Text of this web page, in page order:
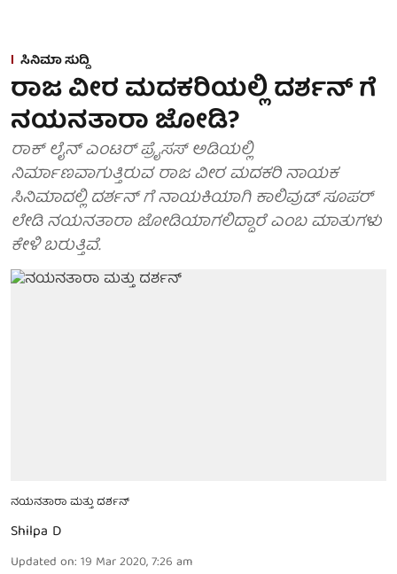
ಸಿನಿಮಾ ಸುದ್ದಿ
ರಾಜ ವೀರ ಮದಕರಿಯಲ್ಲಿ ದರ್ಶನ್ ಗೆ
ನಯನತಾರಾ ಜೋಡಿ?
ರಾಕ್ ಲೈನ್ ಎಂಟರ್ ಪ್ರೈಸಸ್ ಅಡಿಯಲ್ಲಿ
ನಿರ್ಮಾಣವಾಗುತ್ತಿರುವ ರಾಜ ವೀರ ಮದಕರಿ ನಾಯಕ
ಸಿನಿಮಾದಲ್ಲಿ ದರ್ಶನ್ ಗೆ ನಾಯಕಿಯಾಗಿ ಕಾಲಿವುಡ್ ಸೂಪರ್
ಲೇಡಿ ನಯನತಾರಾ ಜೋಡಿಯಾಗಲಿದ್ದಾರೆ ಎಂಬ ಮಾತುಗಳು
ಕೇಳಿ ಬರುತ್ತಿವೆ.
ನಯನತಾರಾ ಮತ್ತು ದರ್ಶನ್
Shilpa D
Updated on: 19 Mar 2020, 7:26 am